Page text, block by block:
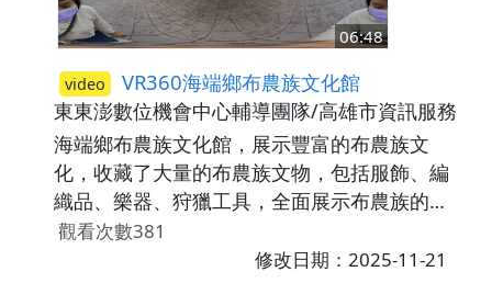
06:48
video VR360海端鄉布農族文化館
東東澎數位機會中心輔導團隊/高雄市資訊服務暨
海端鄉布農族文化館，展示豐富的布農族文
化，收藏了大量的布農族文物，包括服飾、編
織品、樂器、狩獵工具，全面展示布農族的傳
統文化。不定時舉辦部落文化體驗，和各類文
化活動，擁有優美的自然環境下，是匯集布農
觀看次數381
修改日期：2025-11-21